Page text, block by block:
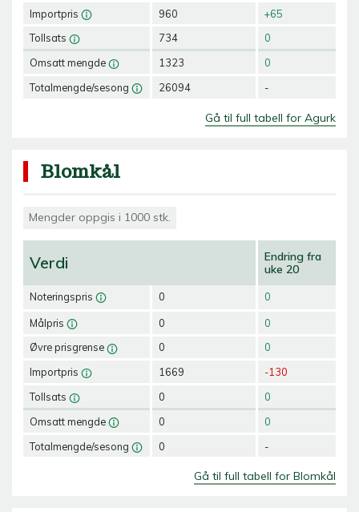
Importpris
Tollsats
Omsatt mengde
Totalmengde/sesong
960
734
1323
26094
+65
0
0
-
Gå til full tabell for Agurk
Blomkål
Mengder oppgis i 1000 stk.
Verdi
Noteringspris
Målpris
Øvre prisgrense
Importpris
Tollsats
Omsatt mengde
Totalmengde/sesong
0
0
0
1669
0
0
0
Endring fra
uke 20
0
0
0
-130
0
0
-
Gå til full tabell for Blomkål